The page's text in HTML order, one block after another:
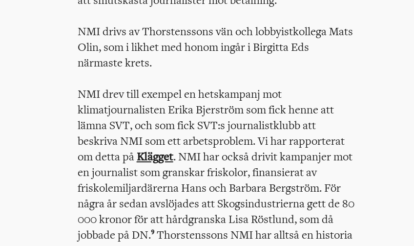
NMI drivs av Thorstenssons vän och lobbyistkollega Mats
Olin, som i likhet med honom ingår i Birgitta Eds
närmaste krets.
NMI drev till exempel en hetskampanj mot
klimatjournalisten Erika Bjerström som fick henne att
lämna SVT, och som fick SVT:s journalistklubb att
beskriva NMI som ett arbetsproblem. Vi har rapporterat
om detta på Klägget. NMI har också drivit kampanjer mot
en journalist som granskar friskolor, finansierat av
friskolemiljardärerna Hans och Barbara Bergström. För
några år sedan avslöjades att Skogsindustrierna gett de 80
000 kronor för att hårdgranska Lisa Röstlund, som då
jobbade på DN.9Thorstenssons NMI har alltså en historia